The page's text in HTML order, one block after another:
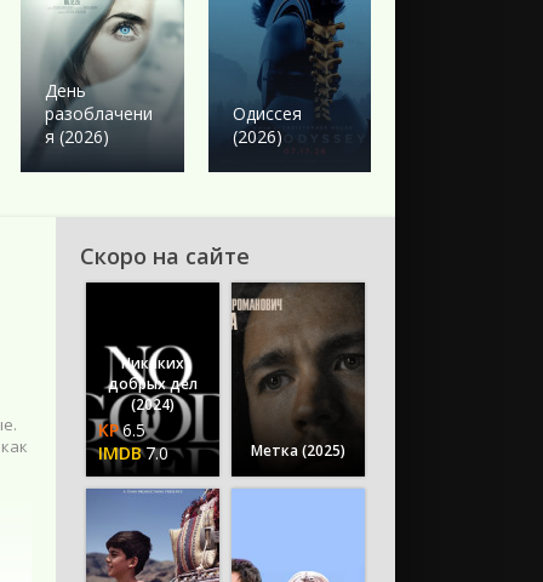
День
разоблачени
я (2026)
Одиссея
(2026)
Скоро на сайте
Никаких
добрых дел
(2024)
6.5
7.0
Метка (2025)